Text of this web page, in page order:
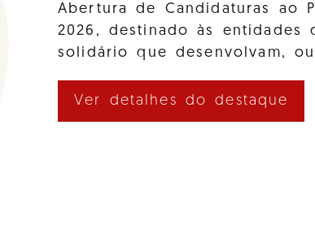
Abertura de Candidaturas ao
2026, destinado às entidades
solidário que desenvolvam,
Ver detalhes do destaque